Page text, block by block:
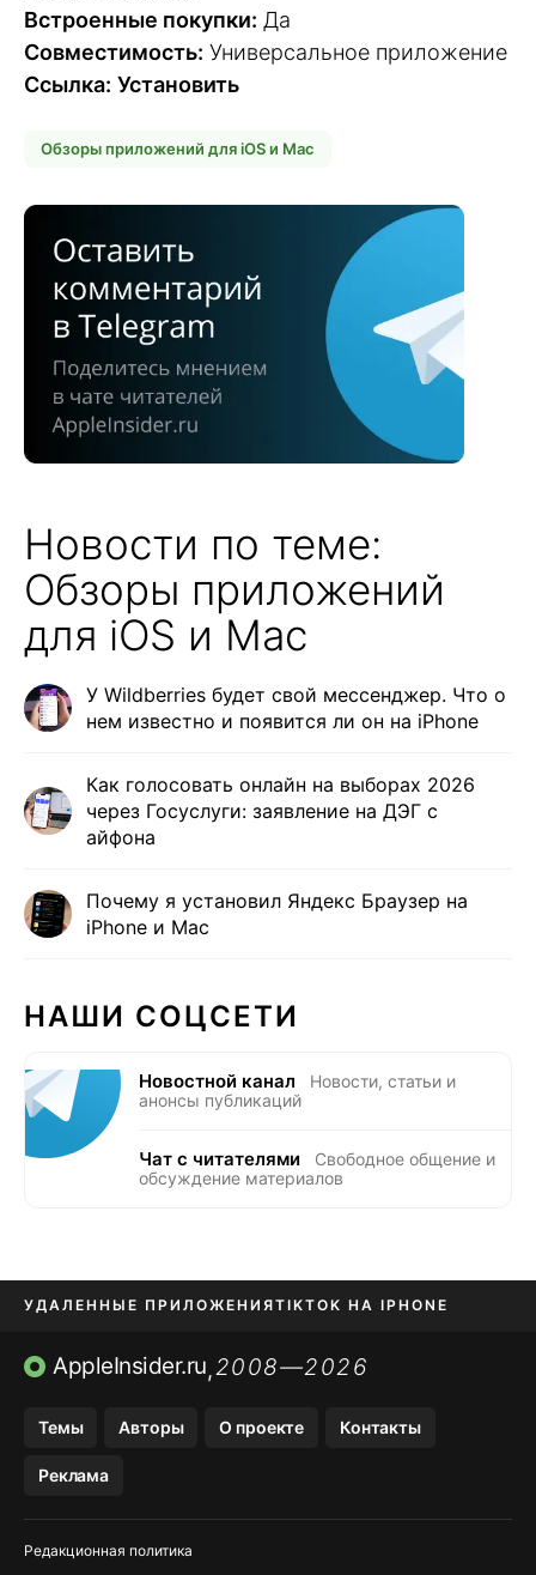
Встроенные покупки: Да
Совместимость: Универсальное приложение
Ссылка: Установить
Обзоры приложений для iOS и Mac
Новости по теме:
Обзоры приложений
для iOS и Mac
У Wildberries будет свой мессенджер. Что о
нем известно и появится ли он на iPhone
Как голосовать онлайн на выборах 2026
через Госуслуги: заявление на ДЭГ с
айфона
Почему я установил Яндекс Браузер на
iPhone и Mac
НАШИ СОЦСЕТИ
Новостной канал
Новости, статьи и
анонсы публикаций
Чат с читателями
Свободное общение и
обсуждение материалов
УДАЛЕННЫЕ ПРИЛОЖЕНИЯTIKTOK НА IPHONE
ПРИЛОЖЕНИЯ БЕЗ APP STORE
AppleInsider.ru,2008—2026
Темы Авторы О проекте Контакты
Реклама
Редакционная политика